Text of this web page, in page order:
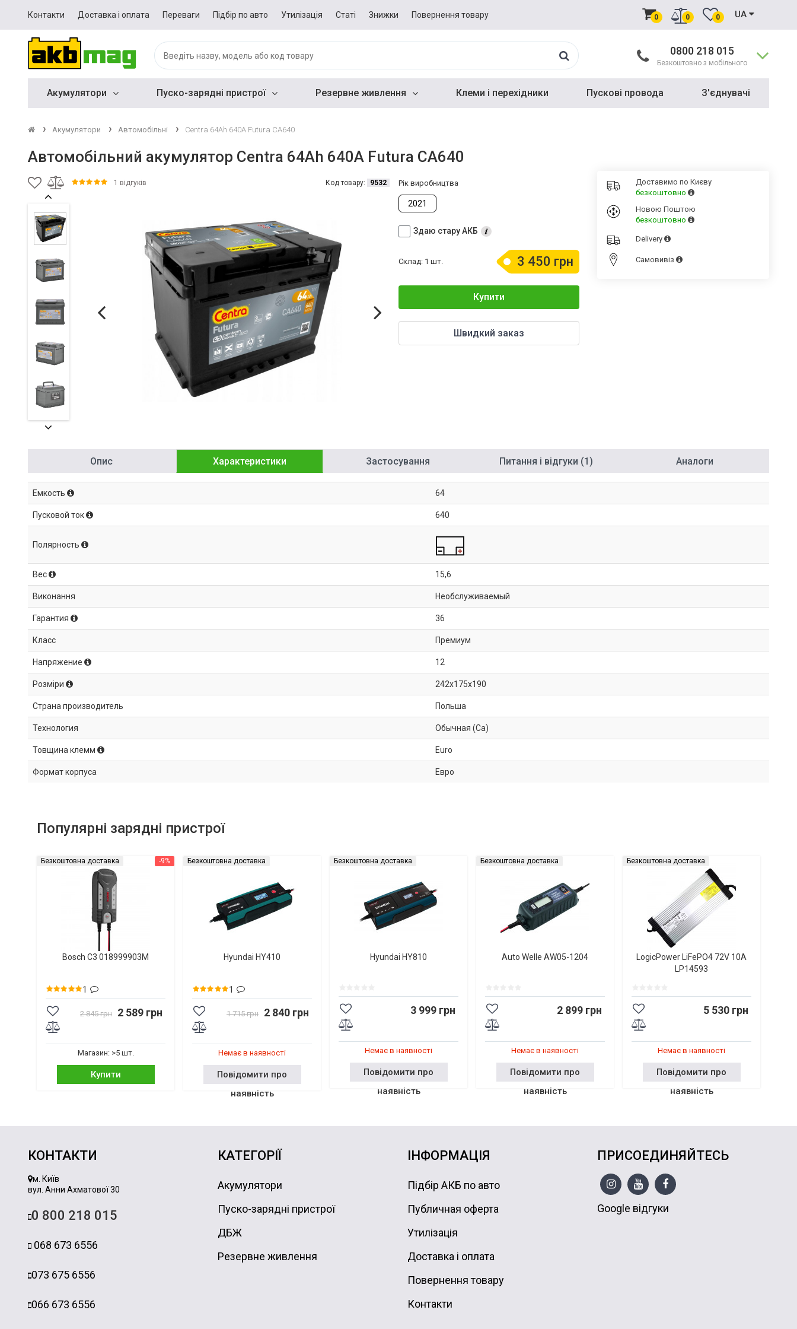
Контакти Доставка і оплата Переваги Підбір по авто Утилізація Статі Знижки Повернення товару 0 0 0 UA
0800 218 015
Безкоштовно з мобільного
Акумулятори Пуско-зарядні пристрої Резервне живлення Клеми і перехідники Пускові провода З'єднувачі
Акумулятори Автомобільні Centra 64Ah 640A Futura CA640
Автомобільний акумулятор Centra 64Ah 640A Futura CA640
1 відгуків Код товару: 9532 Рік виробництва
2021
Здаю стару АКБ
3 450 грн
Склад: 1 шт.
Купити
Швидкий заказ
Доставимо по Києву
безкоштовно
Новою Поштою
безкоштовно
Delivery
Cамовивіз
Опис Характеристики Застосування Питання і відгуки (1) Аналоги
Емкость 64
Пусковой ток 640
Полярность
Вес 15,6
Виконання Необслуживаемый
Гарантия 36
Класс Премиум
Напряжение 12
Розміри 242x175x190
Страна производитель Польша
Технология Обычная (Ca)
Товщина клемм Euro
Формат корпуса Евро
Популярні зарядні пристрої
-9%
Безкоштовна доставка
Bosch C3 018999903M
1
2 845 грн 2 589 грн
Магазин: >5 шт.
Купити
Безкоштовна доставка
Hyundai HY410
1
1 715 грн 2 840 грн
Немає в наявності
Повідомити про
наявність
Безкоштовна доставка
Hyundai HY810
3 999 грн
Немає в наявності
Повідомити про
наявність
Безкоштовна доставка
Auto Welle AW05-1204
2 899 грн
Немає в наявності
Повідомити про
наявність
Безкоштовна доставка
LogicPower LiFePO4 72V 10A
LP14593
5 530 грн
Немає в наявності
Повідомити про
наявність
КОНТАКТИ
м. Київ
вул. Анни Ахматової 30
0 800 218 015
068 673 6556
073 675 6556
066 673 6556
КАТЕГОРІЇ
Акумулятори
Пуско-зарядні пристрої
ДБЖ
Резервне живлення
ІНФОРМАЦІЯ
Підбір АКБ по авто
Публичная оферта
Утилізація
Доставка і оплата
Повернення товару
Контакти
ПРИСОЕДИНЯЙТЕСЬ
Google відгуки